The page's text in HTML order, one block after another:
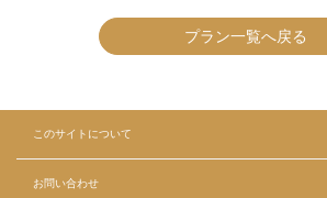
プラン一覧へ戻る
このサイトについて
お問い合わせ